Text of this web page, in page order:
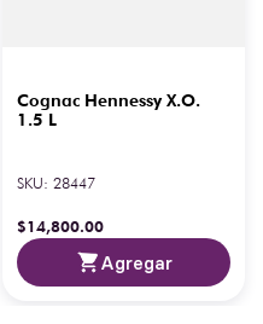
Cognac Hennessy X.O.
1.5 L
SKU: 28447
$14,800.00
Agregar